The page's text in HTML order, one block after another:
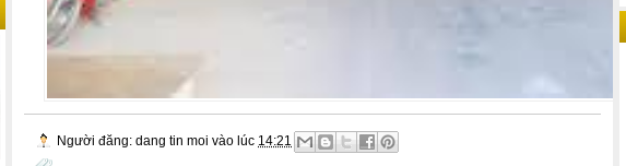
Người đăng: dang tin moi vào lúc 14:21